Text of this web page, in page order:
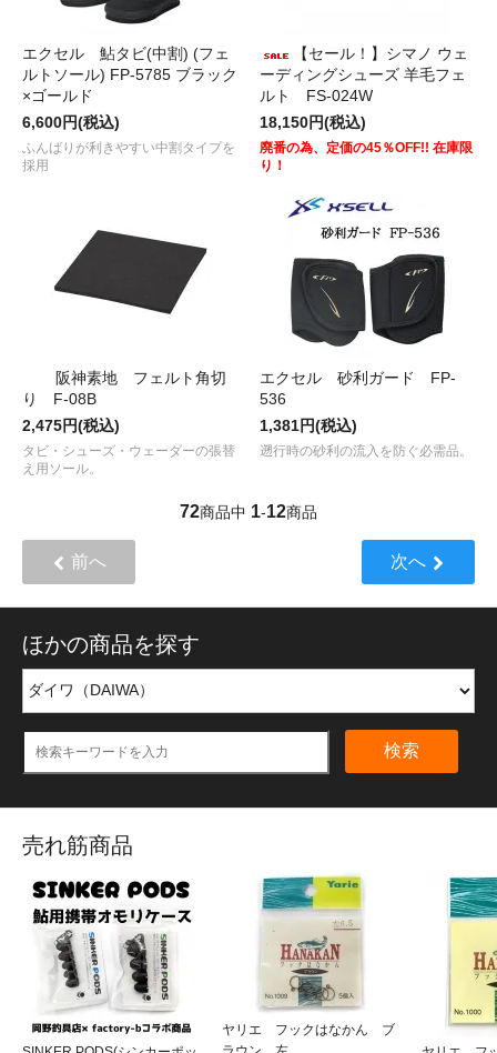
エクセル 鮎タビ(中割) (フェ
ルトソール) FP-5785 ブラック
×ゴールド
6,600円(税込)
ふんばりが利きやすい中割タイプを
採用
【セール！】シマノ ウェ
ーディングシューズ 羊毛フェ
ルト FS-024W
18,150円(税込)
廃番の為、定価の45％OFF!! 在庫限
り！
阪神素地 フェルト角切
り F-08B
2,475円(税込)
タビ・シューズ・ウェーダーの張替
え用ソール。
エクセル 砂利ガード FP-
536
1,381円(税込)
遡行時の砂利の流入を防ぐ必需品。
72商品中 1-12商品
前へ 次へ
ほかの商品を探す
検索
売れ筋商品
ヤリエ フックはなかん ブ